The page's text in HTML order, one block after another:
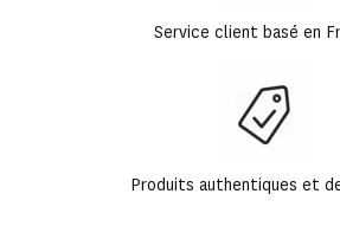
Service client basé en
Produits authentiques et